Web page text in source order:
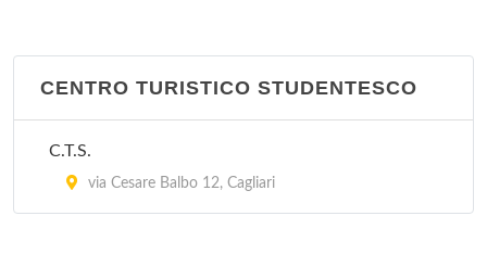
CENTRO TURISTICO STUDENTESCO
C.T.S.
via Cesare Balbo 12, Cagliari